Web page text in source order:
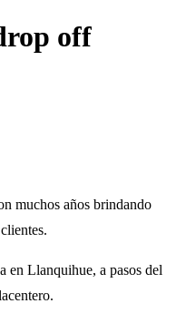
off
muchos años brindando
en Llanquihue, a pasos del